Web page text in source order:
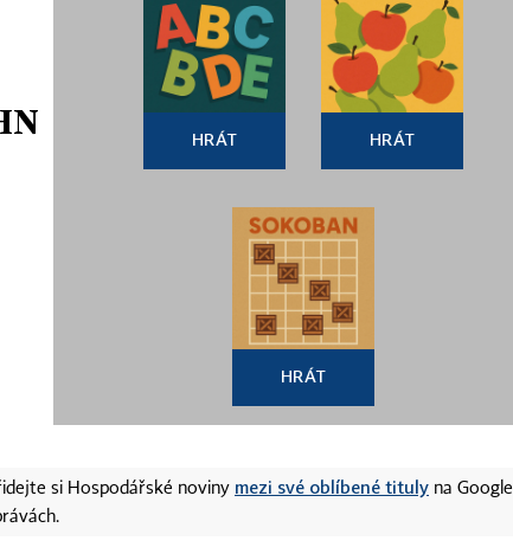
HRÁT HRÁT
HRÁT
si Hospodářské noviny mezi své oblíbené tituly na Google